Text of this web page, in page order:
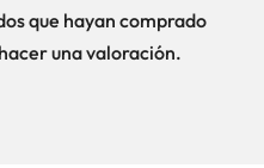
que hayan comprado
una valoración.